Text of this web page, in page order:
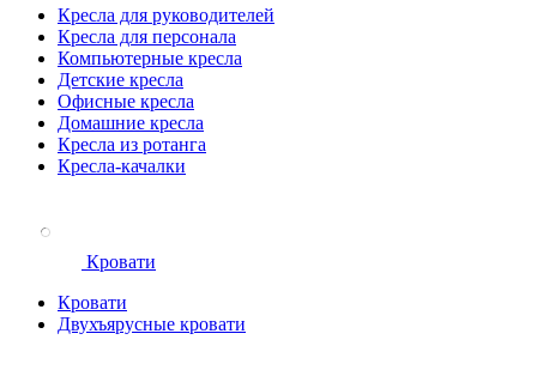
Кресла для руководителей
Кресла для персонала
Компьютерные кресла
Детские кресла
Офисные кресла
Домашние кресла
Кресла из ротанга
Кресла-качалки
Кровати
Кровати
Двухъярусные кровати